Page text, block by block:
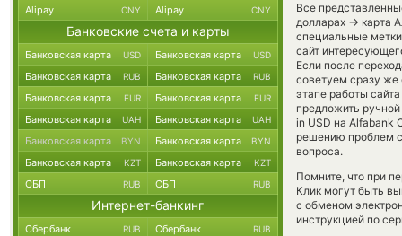
Все
долларах → карта
специальные
сайт
Если после
советуем сразу же
этапе работы
предложить
in USD на Alfabank
решению проблем
вопроса.
Помните, что при
Клик могут быть
с обменом
инструкцией по
Alipay CNY Alipay CNY
Банковские счета и карты
Банковская карта USD Банковская карта USD
Банковская карта RUB Банковская карта RUB
Банковская карта EUR Банковская карта EUR
Банковская карта UAH Банковская карта UAH
Банковская карта BYN Банковская карта BYN
Банковская карта KZT Банковская карта KZT
СБП RUB СБП RUB
Интернет-банкинг
Сбербанк RUB Сбербанк RUB